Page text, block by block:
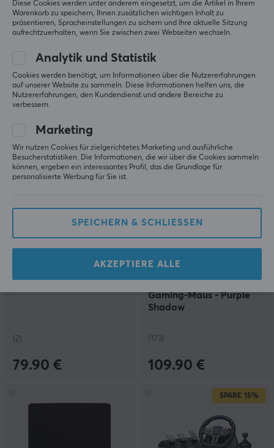
Cyclone Mouse Skates -
Universal PTFE Dots
40pcs
(33)
13.90 €
Aqua Control II
XXL
Stage SE - Soundbar
(2)
79.90 €
MAYA X Kabellose
Gaming-Maus - Purple
Shadow
(173)
109.90 €
SPARE 15%
Diese Cookies werden unter anderem eingesetzt, um die Artikel in Ihrem
Warenkorb zu speichern, Ihnen zusätzlichen wichtigen Inhalt zu
präsentieren, Spracheinstellungen zu sichern und Ihre aktuelle Sitzung
aufrechtzuerhalten, wenn Sie zwischen zwei Webseiten wechseln.
Analytik und Statistik
Cookies werden benötigt, um Informationen über die Nutzererfahrungen
auf unserer Website zu sammeln. Diese Informationen helfen uns, die
Nutzererfahrungen, den Kundendienst und andere Bereiche zu
verbessern.
Marketing
Wir nutzen Cookies für zielgerichtetes Marketing und ausführliche
Besucherstatistiken. Die Informationen, die wir über die Cookies sammeln
können, ergeben ein interessantes Profil, das die Grundlage für
personalisierte Werbung für Sie ist.
SPEICHERN & SCHLIESSEN
AKZEPTIERE ALLE